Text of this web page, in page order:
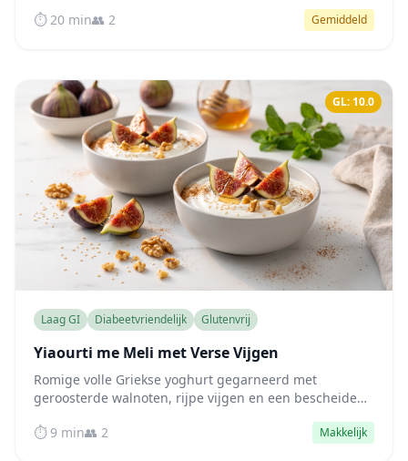
Kantonese klassieker die de bloedsuiker stabiel houdt.
⏱️ 20 min👥 2 Gemiddeld
GL: 10.0
Laag GI Diabeetvriendelijk Glutenvrij
Yiaourti me Meli met Verse Vijgen
Romige volle Griekse yoghurt gegarneerd met
geroosterde walnoten, rijpe vijgen en een bescheiden
bloedsuikerspiegel stabiel houdt.
⏱️ 9 min👥 2 Makkelijk